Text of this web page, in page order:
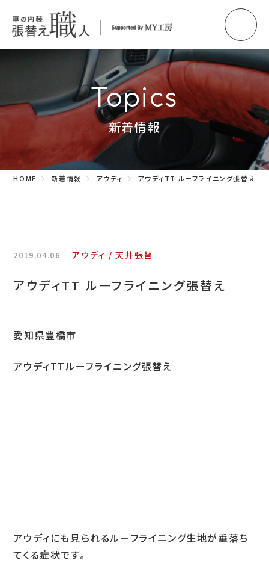
メ
初めての方へ
車のシート張替え・修理
車の内張り
お問い合わせ
特定商取引表示
新着情報
施工例
Topics
新着情報
HOME 新着情報 アウディ アウディTT ルーフライニング張替え
2019.04.06 アウディ 天井張替
アウディTT ルーフライニング張替え
愛知県豊橋市
アウディTTルーフライニング張替え
アウディにも見られるルーフライニング生地が垂落ち
てくる症状です。